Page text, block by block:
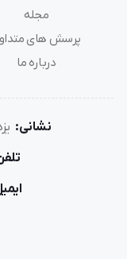
مجله
پرسش های
درباره ما
نشانی: